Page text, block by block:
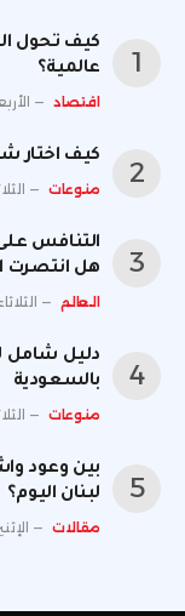
كيف تحول
عالمية؟
اقتصاد الأربعاء 22
كيف اختار
منوعات الثلاثاء 21
التنافس
هل انتصرت
العالم الثلاثاء 21 يوليو
دليل شامل
بالسعودية
منوعات الثلاثاء 21
بين وعود
لبنان اليوم؟
مقالات الإثنين 20